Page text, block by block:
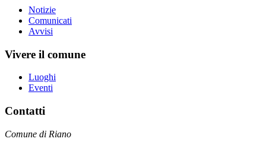
Notizie
Comunicati
Avvisi
Vivere il comune
Luoghi
Eventi
Contatti
Comune di Riano